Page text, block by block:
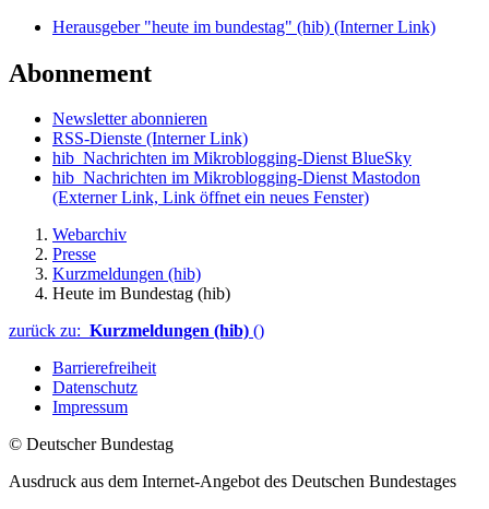
Herausgeber "heute im bundestag" (hib) (Interner Link)
Abonnement
Newsletter abonnieren
RSS-Dienste (Interner Link)
hib_Nachrichten im Mikroblogging-Dienst BlueSky
hib_Nachrichten im Mikroblogging-Dienst Mastodon
(Externer Link, Link öffnet ein neues Fenster)
Webarchiv
Presse
Kurzmeldungen (hib)
Heute im Bundestag (hib)
zurück zu: Kurzmeldungen (hib) ()
Barrierefreiheit
Datenschutz
Impressum
© Deutscher Bundestag
Ausdruck aus dem Internet-Angebot des Deutschen Bundestages